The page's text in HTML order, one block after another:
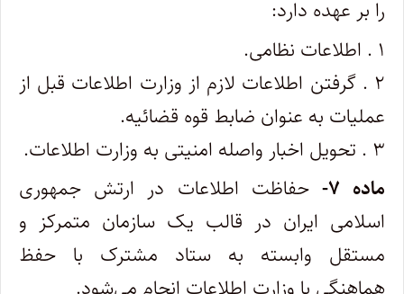
را بر عهده دارد:
۱ . اطلاعات نظامی.
۲ . گرفتن اطلاعات لازم از وزارت اطلاعات قبل از
عملیات به عنوان ضابط قوه قضائیه.
۳ . تحویل اخبار واصله امنیتی به وزارت اطلاعات.
ماده ۷-
حفاظت اطلاعات در ارتش جمهوری
اسلامی ایران در قالب یک سازمان متمرکز و
مستقل وابسته به ستاد مشترک با حفظ